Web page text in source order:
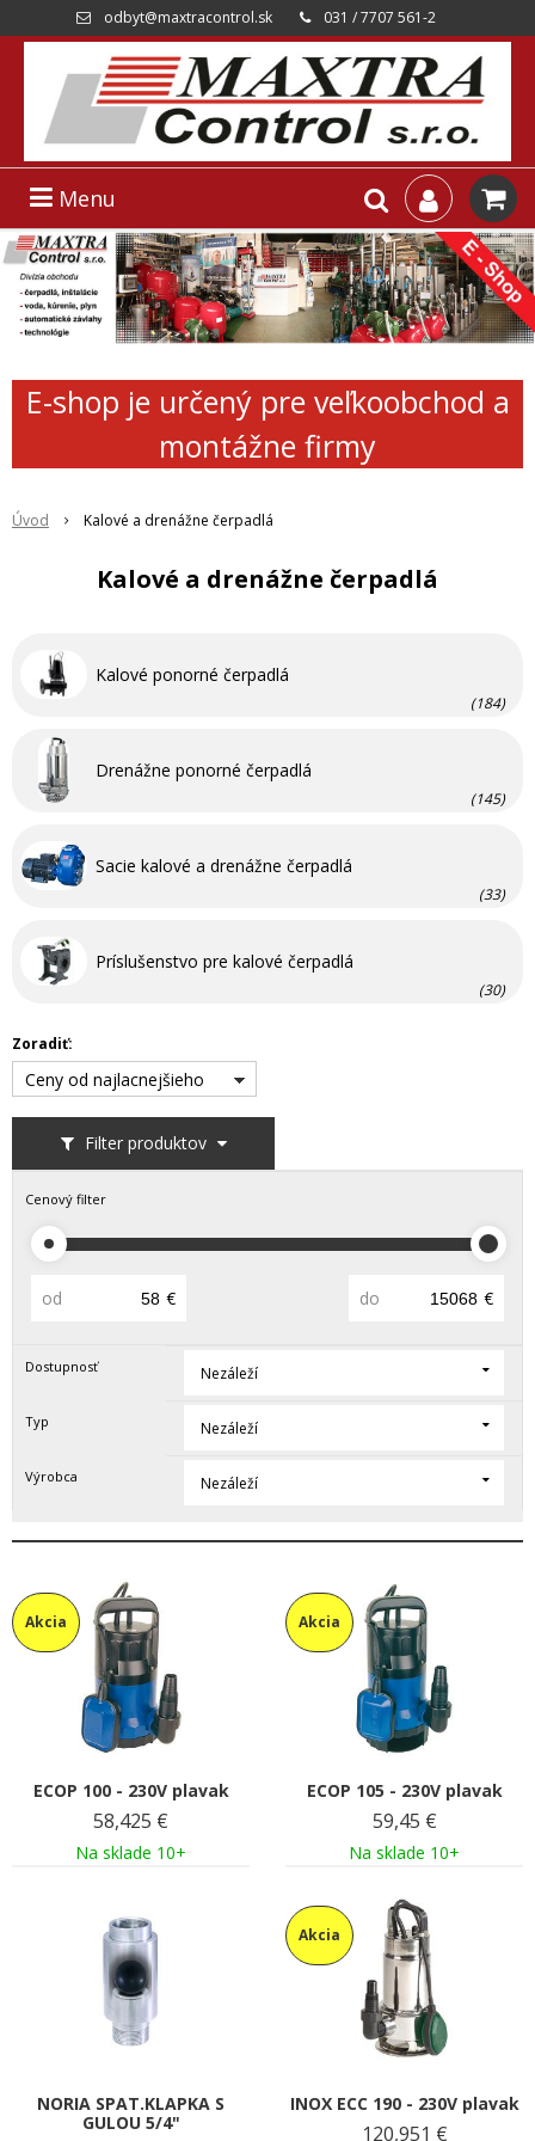
odbyt@maxtracontrol.sk 031 / 7707 561-2
Menu
E-shop je určený pre veľkoobchod a
montážne firmy
Úvod Kalové a drenážne čerpadlá
Kalové a drenážne čerpadlá
Kalové ponorné čerpadlá
(184)
Drenážne ponorné čerpadlá
(145)
Sacie kalové a drenážne čerpadlá
(33)
Príslušenstvo pre kalové čerpadlá
(30)
Filter produktov
Zoradiť:
Ceny od najlacnejšieho
Cenový filter
od € do €
Dostupnosť Nezáleží
Typ Nezáleží
Výrobca Nezáleží
Akcia
ECOP 100 - 230V plavak
58,425 €
Na sklade 10+
Akcia
ECOP 105 - 230V plavak
59,45 €
Na sklade 10+
NORIA SPAT.KLAPKA S
GULOU 5/4"
Akcia
INOX ECC 190 - 230V plavak
120,951 €